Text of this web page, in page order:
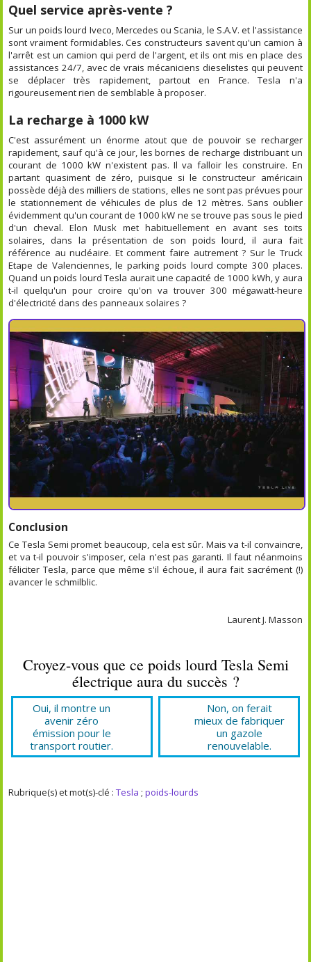
Quel service après-vente ?
Sur un poids lourd Iveco, Mercedes ou Scania, le S.A.V. et l'assistance
sont vraiment formidables. Ces constructeurs savent qu'un camion à
l'arrêt est un camion qui perd de l'argent, et ils ont mis en place des
assistances 24/7, avec de vrais mécaniciens dieselistes qui peuvent
se déplacer très rapidement, partout en France. Tesla n'a
rigoureusement rien de semblable à proposer.
La recharge à 1000 kW
C'est assurément un énorme atout que de pouvoir se recharger
rapidement, sauf qu'à ce jour, les bornes de recharge distribuant un
courant de 1000 kW n'existent pas. Il va falloir les construire. En
partant quasiment de zéro, puisque si le constructeur américain
possède déjà des milliers de stations, elles ne sont pas prévues pour
le stationnement de véhicules de plus de 12 mètres. Sans oublier
évidemment qu'un courant de 1000 kW ne se trouve pas sous le pied
d'un cheval. Elon Musk met habituellement en avant ses toits
solaires, dans la présentation de son poids lourd, il aura fait
référence au nucléaire. Et comment faire autrement ? Sur le Truck
Etape de Valenciennes, le parking poids lourd compte 300 places.
Quand un poids lourd Tesla aurait une capacité de 1000 kWh, y aura
t-il quelqu'un pour croire qu'on va trouver 300 mégawatt-heure
d'électricité dans des panneaux solaires ?
Conclusion
Ce Tesla Semi promet beaucoup, cela est sûr. Mais va t-il convaincre,
et va t-il pouvoir s'imposer, cela n'est pas garanti. Il faut néanmoins
féliciter Tesla, parce que même s'il échoue, il aura fait sacrément (!)
avancer le schmilblic.
Laurent J. Masson
Croyez-vous que ce poids lourd Tesla Semi
électrique aura du succès ?
Oui, il montre un
avenir zéro
émission pour le
transport routier.
Non, on ferait
mieux de fabriquer
un gazole
renouvelable.
Rubrique(s) et mot(s)-clé :Tesla ;poids-lourds